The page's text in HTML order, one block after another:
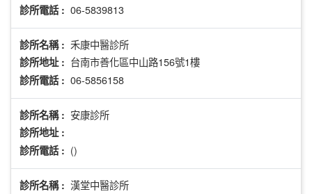
診所電話 : 06-5839813
診所名稱 : 禾康中醫診所
診所地址 : 台南市善化區中山路156號1樓
診所電話 : 06-5856158
診所名稱 : 安康診所
診所地址 :
診所電話 : ()
診所名稱 : 漢堂中醫診所